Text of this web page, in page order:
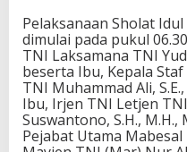
Pelaksanaan Sholat
dimulai pada pukul
TNI Laksamana TNI
beserta Ibu, Kepala
TNI Muhammad Ali,
Ibu, Irjen TNI Letjen
Suswantono, S.H.,
Pejabat Utama